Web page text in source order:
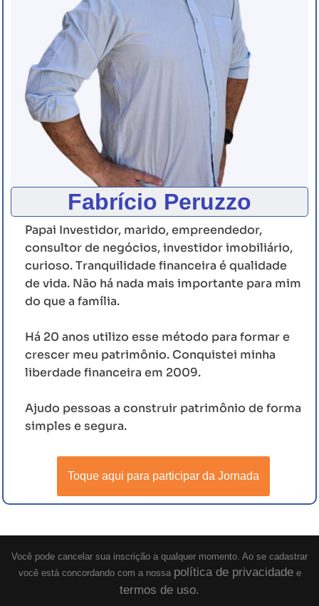
Fabrício Peruzzo
Papai Investidor, marido, empreendedor,
consultor de negócios, investidor imobiliário,
curioso. Tranquilidade financeira é qualidade
de vida. Não há nada mais importante para mim
do que a família.
Há 20 anos utilizo esse método para formar e
crescer meu patrimônio. Conquistei minha
liberdade financeira em 2009.
Ajudo pessoas a construir patrimônio de forma
simples e segura.
Toque aqui para participar da Jornada
Você pode cancelar sua inscrição a qualquer momento. Ao se cadastrar
você está concordando com a nossa política de privacidadee
termos de uso.